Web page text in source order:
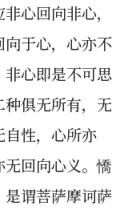
心回向非心，
于心，心亦不
心即是不可思
俱无所有，无
性，心所亦
回向心义。憍
谓菩萨摩诃萨